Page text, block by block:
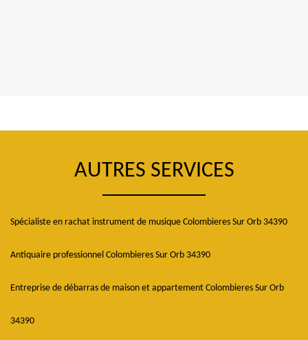
AUTRES SERVICES
Spécialiste en rachat instrument de musique Colombieres Sur Orb 34390
Antiquaire professionnel Colombieres Sur Orb 34390
Entreprise de débarras de maison et appartement Colombieres Sur Orb
34390